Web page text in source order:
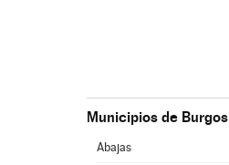
Municipios de Burgos
Abajas